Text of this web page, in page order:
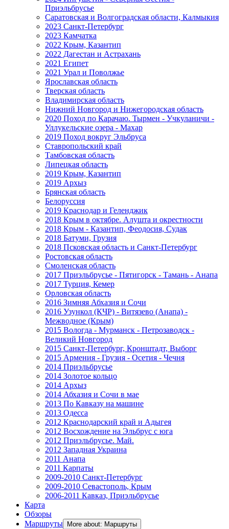
Приэльбрусье
Саратовская и Волгоградская области, Калмыкия
2023 Санкт-Петербург
2023 Камчатка
2022 Крым, Казантип
2022 Дагестан и Астрахань
2021 Египет
2021 Урал и Поволжье
Ярославская область
Тверская область
Владимирская область
Нижний Новгород и Нижегородская область
2020 Поход по Карачаю. Тырмен - Учкуланичи -
Уллукельские озера - Махар
2019 Поход вокруг Эльбруса
Ставропольский край
Тамбовская область
Липецкая область
2019 Крым, Казантип
2019 Архыз
Брянская область
Белоруссия
2019 Краснодар и Геленджик
2018 Крым в октябре. Алушта и окрестности
2018 Крым - Казантип, Феодосия, Судак
2018 Батуми, Грузия
2018 Псковская область и Санкт-Петербург
Ростовская область
Смоленская область
2017 Приэльбрусье - Пятигорск - Тамань - Анапа
2017 Турция, Кемер
Орловская область
2016 Зимняя Абхазия и Сочи
2016 Узункол (КЧР) - Витязево (Анапа) -
Межводное (Крым)
2015 Вологда - Мурманск - Петрозаводск -
Великий Новгород
2015 Санкт-Петербург, Кронштадт, Выборг
2015 Армения - Грузия - Осетия - Чечня
2014 Приэльбрусье
2014 Золотое кольцо
2014 Архыз
2014 Абхазия и Сочи в мае
2013 По Кавказу на машине
2013 Одесса
2012 Краснодарский край и Адыгея
2012 Восхождение на Эльбрус с юга
2012 Приэльбрусье. Май.
2012 Западная Украина
2011 Анапа
2011 Карпаты
2009-2010 Санкт-Петербург
2009-2010 Севастополь, Крым
2006-2011 Кавказ, Приэльбрусье
Карта
Обзоры
Маршруты
More about: Маршруты